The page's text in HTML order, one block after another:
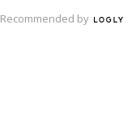
Recommended by